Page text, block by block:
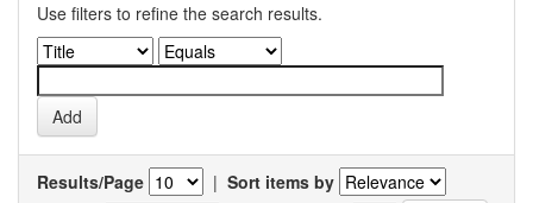
Use filters to refine the search results.
Results/Page | Sort items by